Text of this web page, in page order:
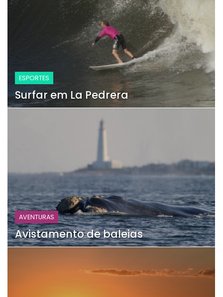
ESPORTES
Surfar em La Pedrera
AVENTURAS
Avistamento de baleias